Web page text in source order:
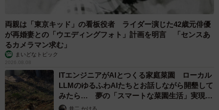
両親は「東京キッド」の看板役者 ライダー演じた42歳元俳優
が再婚妻との「ウエディングフォト」計画を明言 「センスあ
るカメラマン求む」
まいどなトピック
2026.08.08
ITエンジニアがAIとつくる家庭菜園 ローカル
LLMのゆるふわAIたちとお話しながら開墾して
みたら… 夢の「スマートな菜園生活」実現な
るか井二 かける